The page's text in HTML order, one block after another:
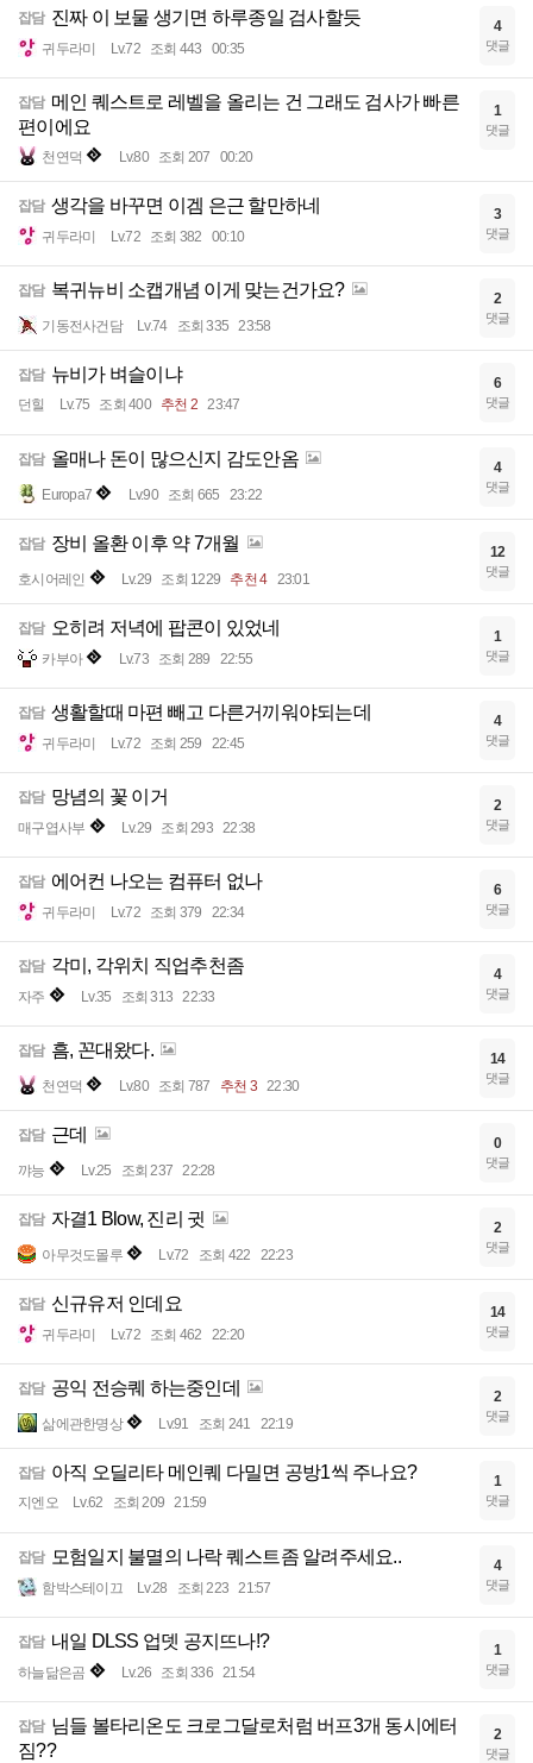
잡담 진짜 이 보물 생기면 하루종일 검사할듯
귀두라미 Lv.72 조회 443 00:35
4
댓글
잡담 메인 퀘스트로 레벨을 올리는 건 그래도 검사가 빠른
편이에요
천연덕 Lv.80 조회 207 00:20
1
댓글
잡담 생각을 바꾸면 이겜 은근 할만하네
귀두라미 Lv.72 조회 382 00:10
3
댓글
잡담 복귀뉴비 소캡개념 이게 맞는건가요?
기동전사건담 Lv.74 조회 335 23:58
2
댓글
잡담 뉴비가 벼슬이냐
던힐 Lv.75 조회 400 추천 2 23:47
6
댓글
잡담 올매나 돈이 많으신지 감도안옴
Europa7 Lv.90 조회 665 23:22
4
댓글
잡담 장비 올환 이후 약 7개월
호시어레인 Lv.29 조회 1229 추천 4 23:01
12
댓글
잡담 오히려 저녁에 팝콘이 있었네
카부아 Lv.73 조회 289 22:55
1
댓글
잡담 생활할때 마편 빼고 다른거끼워야되는데
귀두라미 Lv.72 조회 259 22:45
4
댓글
잡담 망념의 꽃 이거
매구엽사부 Lv.29 조회 293 22:38
2
댓글
잡담 에어컨 나오는 컴퓨터 없나
귀두라미 Lv.72 조회 379 22:34
6
댓글
잡담 각미, 각위치 직업추천좀
자주 Lv.35 조회 313 22:33
4
댓글
잡담 흠, 꼰대왔다.
천연덕 Lv.80 조회 787 추천 3 22:30
14
댓글
잡담 근데
꺄능 Lv.25 조회 237 22:28
0
댓글
잡담 자결1 Blow, 진리 귓
아무것도몰루 Lv.72 조회 422 22:23
2
댓글
잡담 신규유저 인데요
귀두라미 Lv.72 조회 462 22:20
14
댓글
잡담 공익 전승퀘 하는중인데
삶에관한명상 Lv.91 조회 241 22:19
2
댓글
잡담 아직 오딜리타 메인퀘 다밀면 공방1씩 주나요?
지엔오 Lv.62 조회 209 21:59
1
댓글
잡담 모험일지 불멸의 나락 퀘스트좀 알려주세요..
함박스테이끄 Lv.28 조회 223 21:57
4
댓글
잡담 내일 DLSS 업뎃 공지뜨나!?
하늘닮은곰 Lv.26 조회 336 21:54
1
댓글
잡담 님들 볼타리온도 크로그달로처럼 버프3개 동시에터
짐??
2
댓글